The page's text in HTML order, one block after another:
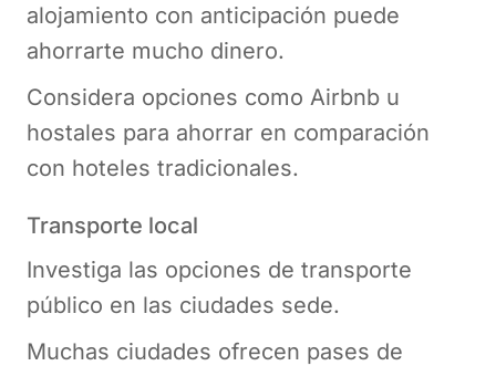
alojamiento con anticipación puede
ahorrarte mucho dinero.
Considera opciones como Airbnb u
hostales para ahorrar en comparación
con hoteles tradicionales.
Transporte local
Investiga las opciones de transporte
público en las ciudades sede.
Muchas ciudades ofrecen pases de